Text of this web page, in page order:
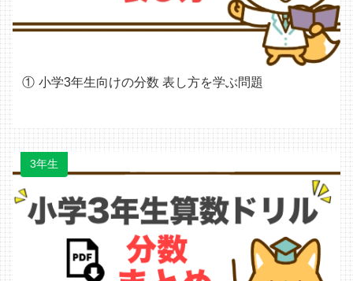
小学3年生向けの分数 表し方を学ぶ問題
3年生